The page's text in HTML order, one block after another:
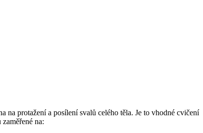
na protažení a posílení svalů celého těla. Je to vhodné cvičení
zaměřené na: